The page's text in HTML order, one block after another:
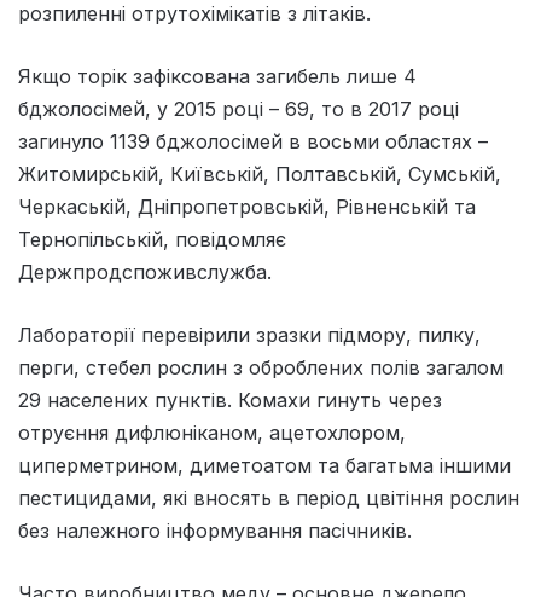
розпиленні отрутохімікатів з літаків.
Якщо торік зафіксована загибель лише 4
бджолосімей, у 2015 році – 69, то в 2017 році
загинуло 1139 бджолосімей в восьми областях –
Житомирській, Київській, Полтавській, Сумській,
Черкаській, Дніпропетровській, Рівненській та
Тернопільській, повідомляє
Держпродспоживслужба.
Лабораторії перевірили зразки підмору, пилку,
перги, стебел рослин з оброблених полів загалом
29 населених пунктів. Комахи гинуть через
отруєння дифлюніканом, ацетохлором,
циперметрином, диметоатом та багатьма іншими
пестицидами, які вносять в період цвітіння рослин
без належного інформування пасічників.